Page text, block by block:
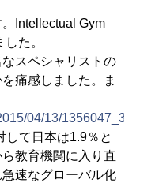
Intellectual Gym
た。
スペシャリストの
痛感しました。ま
04/13/1356047_3_2.pdf
て日本は1.9％と
教育機関に入り直
速なグローバル化